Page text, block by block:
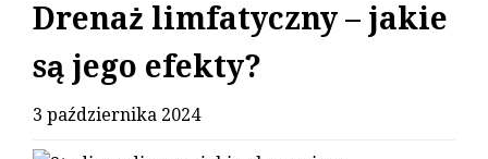
Drenaż limfatyczny – jakie
są jego efekty?
3 października 2024